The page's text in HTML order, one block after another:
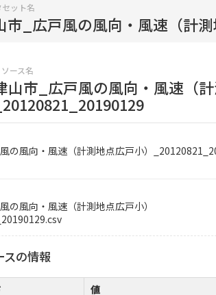
ット名
市_広戸風の風向・風速（計
ソース名
山市_広戸風の風向・風速（計
_20120821_20190129
の風向・風速（計測地点広戸小）
の風向・風速（計測地点広戸小）
スの情報
値